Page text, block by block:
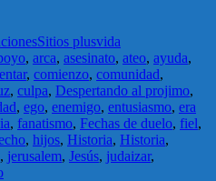
Sitios plusvida
, arca, asesinato, ateo, ayuda,
, comienzo, comunidad,
, culpa, Despertando al projimo,
, ego, enemigo, entusiasmo, era
, fanatismo, Fechas de duelo, fiel,
, hijos, Historia, Historia,
, jerusalem, Jesús, judaizar,